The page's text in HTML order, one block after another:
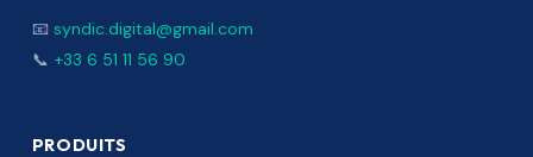
📧 syndic.digital@gmail.com
📞 +33 6 51 11 56 90
PRODUITS